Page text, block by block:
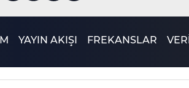
YAYIN AKIŞI FREKANSLAR